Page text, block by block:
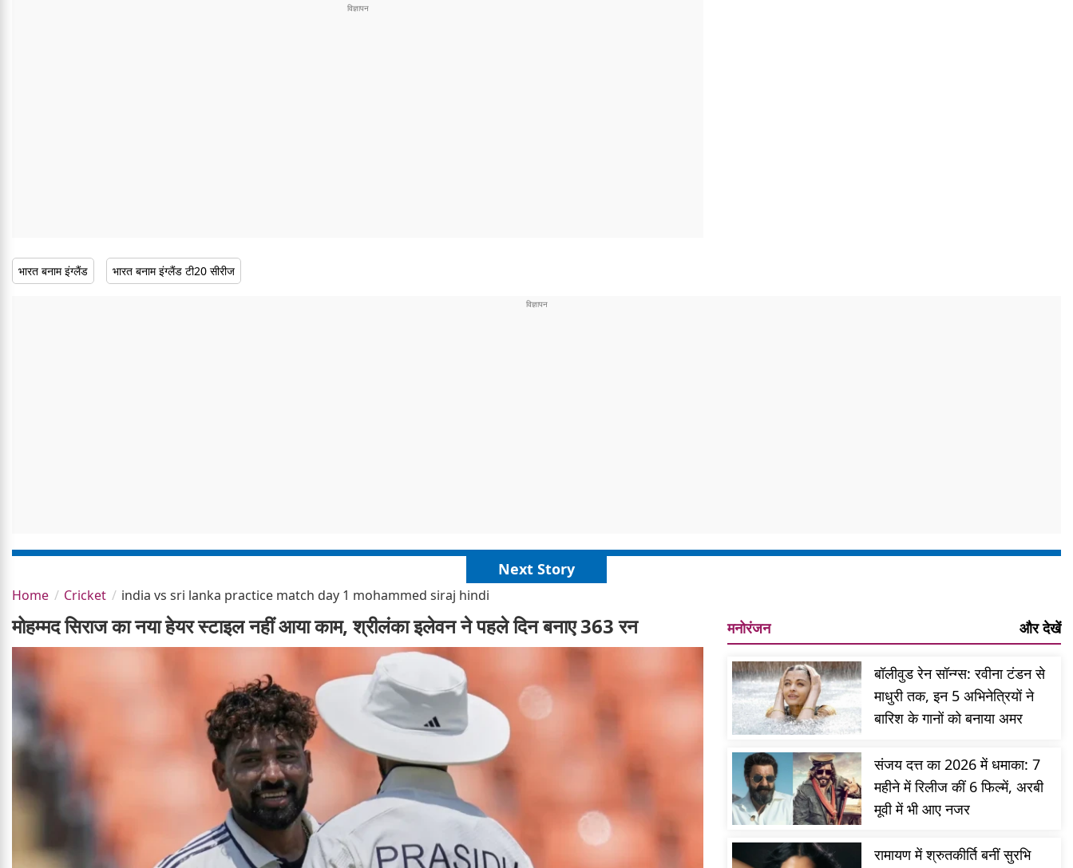
भारत बनाम इंग्लैंड भारत बनाम इंग्लैंड टी20 सीरीज
Next Story
Home Cricket india vs sri lanka practice match day 1 mohammed siraj hindi
मोहम्मद सिराज का नया हेयर स्टाइल नहीं आया काम, श्रीलंका इलेवन ने पहले दिन बनाए 363 रन मनोरंजन और देखें
बॉलीवुड रेन सॉन्ग्स: रवीना टंडन से
माधुरी तक, इन 5 अभिनेत्रियों ने
बारिश के गानों को बनाया अमर
संजय दत्त का 2026 में धमाका: 7
महीने में रिलीज कीं 6 फिल्में, अरबी
मूवी में भी आए नजर
रामायण में श्रुतकीर्ति बनीं सुरभि